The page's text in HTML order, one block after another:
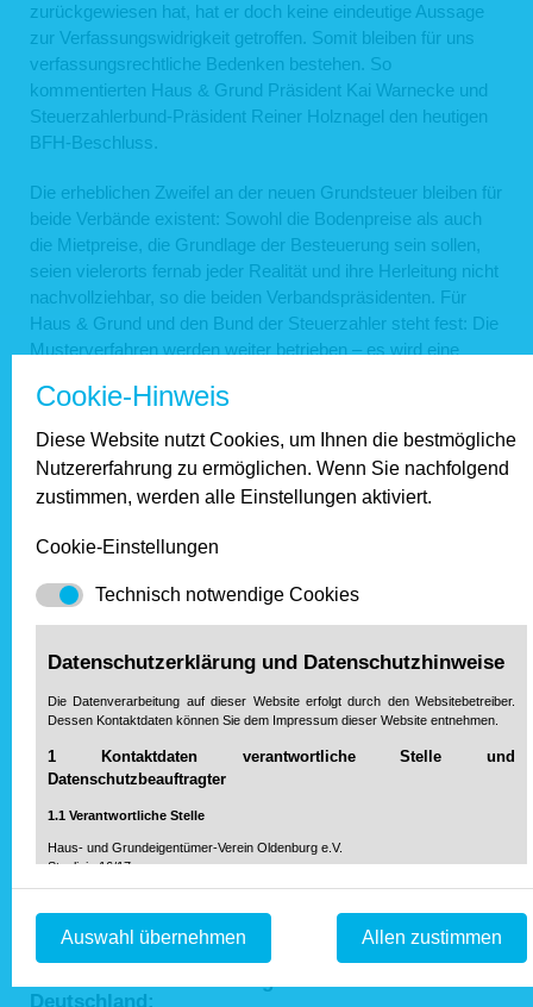
zurückgewiesen hat, hat er doch keine eindeutige Aussage
zur Verfassungswidrigkeit getroffen. Somit bleiben für uns
verfassungsrechtliche Bedenken bestehen. So
kommentierten Haus & Grund Präsident Kai Warnecke und
Steuerzahlerbund-Präsident Reiner Holznagel den heutigen
BFH-Beschluss.
Die erheblichen Zweifel an der neuen Grundsteuer bleiben für
beide Verbände existent: Sowohl die Bodenpreise als auch
die Mietpreise, die Grundlage der Besteuerung sein sollen,
seien vielerorts fernab jeder Realität und ihre Herleitung nicht
nachvollziehbar, so die beiden Verbandspräsidenten. Für
Haus & Grund und den Bund der Steuerzahler steht fest: Die
Musterverfahren werden weiter betrieben – es wird eine
die einen Bewertungsbescheid erhalten haben, ab 2025 die
neue Grundsteuer zahlen, auch wenn Einspruch eingelegt
worden ist. Lediglich das Ehepaar, dessen Fall nun vom BFH
2025 zahlen.
Zur Übersicht über die Pressemitteilungen
Unser Partner
Deutschland:
Cookie-Hinweis
Diese Website nutzt Cookies, um Ihnen die bestmögliche
Nutzererfahrung zu ermöglichen. Wenn Sie nachfolgend
zustimmen, werden alle Einstellungen aktiviert.
Cookie-Einstellungen
Technisch notwendige Cookies
Datenschutzerklärung und Datenschutzhinweise
Die Datenverarbeitung auf dieser Website erfolgt durch den Websitebetreiber.
Dessen Kontaktdaten können Sie dem Impressum dieser Website entnehmen.
1 Kontaktdaten verantwortliche Stelle und
Datenschutzbeauftragter
1.1 Verantwortliche Stelle
Haus- und Grundeigentümer-Verein Oldenburg e.V.
Staulinie 16/17
26122 Oldenburg
Fax: 04 41 / 999 20 20-99
Mail:info@hausundgrund-oldenburg.de
Auswahl übernehmen Allen zustimmen